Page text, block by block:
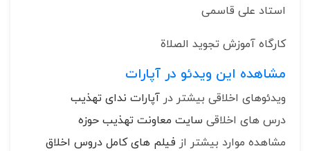
استاد علی قاسمی
کارگاه آموزش تجوید الصلاة
مشاهده این ویدئو در آپارات
ویدئوهای اخلاقی بیشتر در آپارات ندای تهذیب
درس های اخلاقی سایت معاونت تهذیب حوزه
مشاهده موارد بیشتر از فیلم های کامل دروس اخلاق